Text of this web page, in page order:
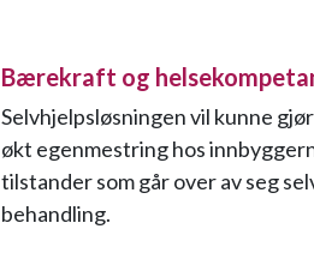
Bærekraft og
Selvhjelpsløsningen vil kunne
økt egenmestring hos
tilstander som går over av seg
behandling.